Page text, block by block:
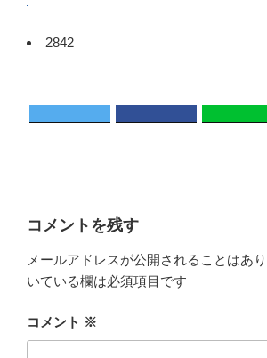
2842
コメントを残す
メールアドレスが公開されることはあり
いている欄は必須項目です
コメント ※